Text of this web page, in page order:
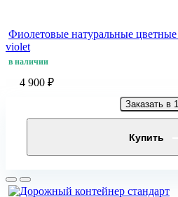
Фиолетовые натуральные
violet
в наличии
4 900 ₽
Заказать в